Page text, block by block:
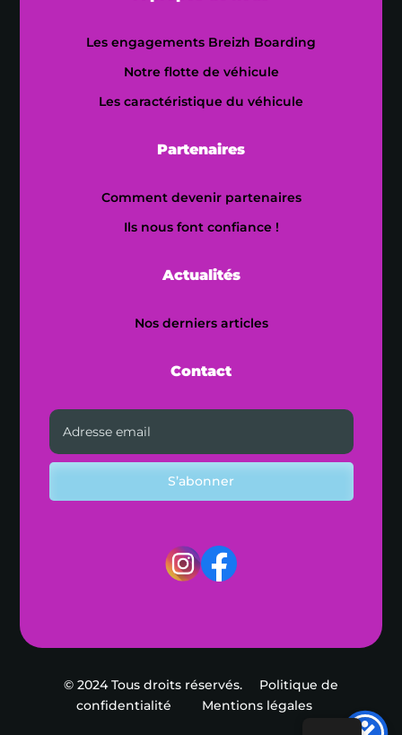
Les engagements Breizh Boarding
Notre flotte de véhicule
Les caractéristique du véhicule
Partenaires
Comment devenir partenaires
Ils nous font confiance !
Actualités
Nos derniers articles
Contact
S’abonner
© 2024 Tous droits réservés.
Politique de
confidentialité
Mentions légales